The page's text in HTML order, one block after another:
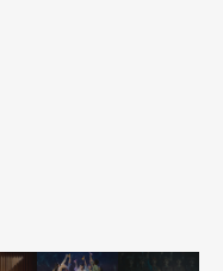
。
中国男人看一位